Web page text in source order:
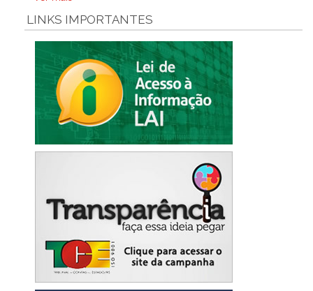
LINKS IMPORTANTES